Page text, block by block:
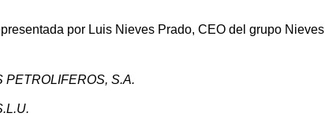
por Luis Nieves Prado, CEO del grupo Nieves
PETROLIFEROS, S.A.